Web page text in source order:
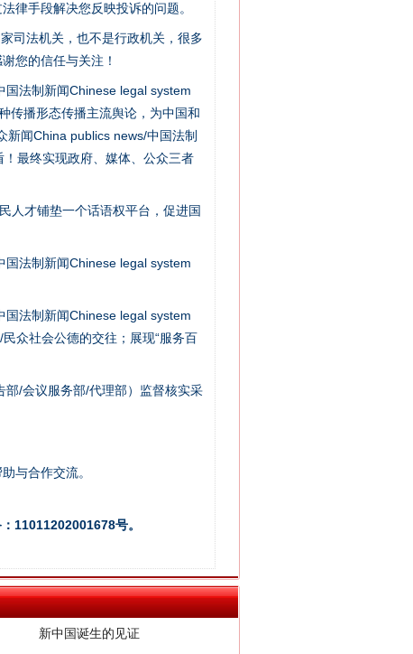
律手段解决您反映投诉的问题。
司法机关，也不是行政机关，很多
您的信任与关注！
法制新闻Chinese legal system
传播形态传播主流舆论，为中国和
闻China publics news/中国法制
最终实现政府、媒体、公众三者
人才铺垫一个话语权平台，促进国
法制新闻Chinese legal system
法制新闻Chinese legal system
众社会公德的交往；展现“服务百
/会议服务部/代理部）监督核实采
与合作交流。
11011202001678号。
“神药”背后的真相
新中国诞生的见证